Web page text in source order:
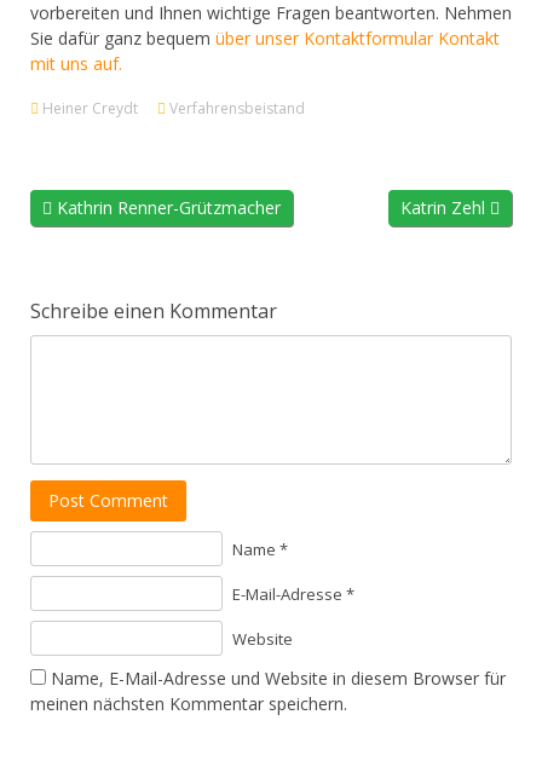
vorbereiten und Ihnen wichtige Fragen beantworten. Nehmen
Sie dafür ganz bequem über unser Kontaktformular Kontakt
mit uns auf.
Heiner Creydt Verfahrensbeistand
Kathrin Renner-Grützmacher Katrin Zehl
Schreibe einen Kommentar
Post Comment
Name *
E-Mail-Adresse *
Website
Name, E-Mail-Adresse und Website in diesem Browser für
meinen nächsten Kommentar speichern.